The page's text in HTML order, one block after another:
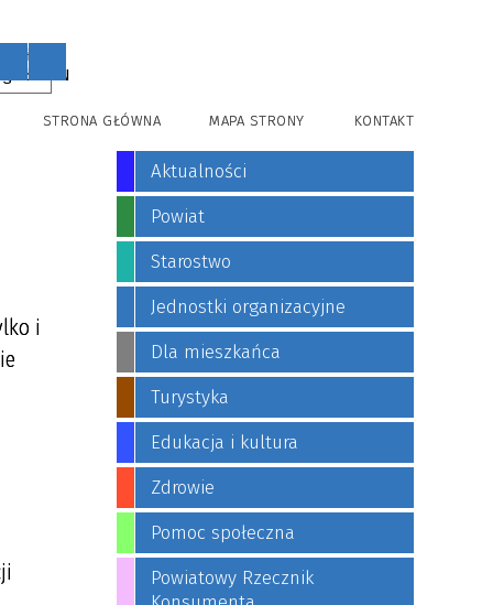
EN
STRONA GŁÓWNA MAPA STRONY KONTAKT
i
Aktualności
Powiat
Starostwo
Jednostki organizacyjne
Dla mieszkańca
Turystyka
Edukacja i kultura
Zdrowie
Pomoc społeczna
Powiatowy Rzecznik